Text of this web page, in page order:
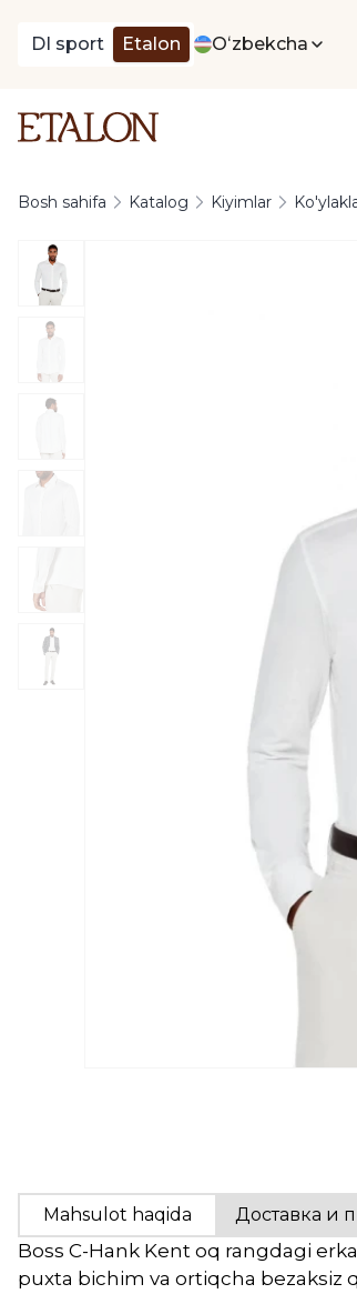
DI sport Etalon Oʻzbekcha
Bosh sahifa Katalog Kiyimlar
Mahsulot haqida Доставка и
Boss C-Hank Kent oq rangdagi
puxta bichim va ortiqcha